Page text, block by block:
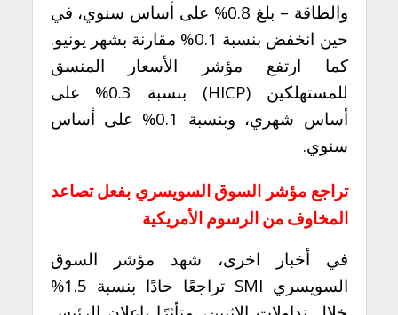
والطاقة – بلغ 0.8% على أساس سنوي، في
حين انخفض بنسبة 0.1% مقارنة بشهر يونيو.
كما ارتفع مؤشر الأسعار المنسق
للمستهلكين (HICP) بنسبة 0.3% على
أساس شهري، وبنسبة 0.1% على أساس
سنوي.
تراجع مؤشر السوق السويسري بفعل تصاعد
المخاوف من الرسوم الأمريكية
في أخبار اخرى، شهد مؤشر السوق
السويسري SMI تراجعًا حادًا بنسبة 1.5%